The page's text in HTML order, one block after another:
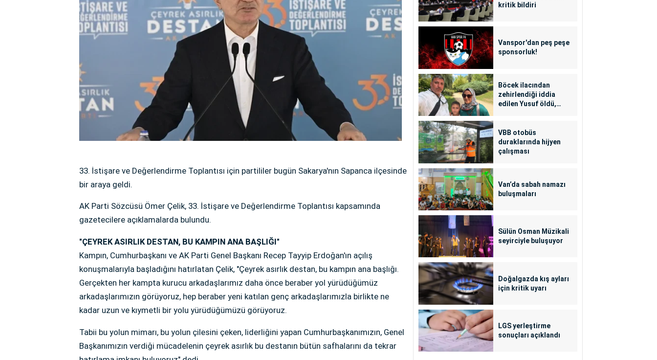
33. İstişare ve Değerlendirme Toplantısı için partililer bugün Sakarya'nın Sapanca ilçesinde
bir araya geldi.
AK Parti Sözcüsü Ömer Çelik, 33. İstişare ve Değerlendirme Toplantısı kapsamında
gazetecilere açıklamalarda bulundu.
"ÇEYREK ASIRLIK DESTAN, BU KAMPIN ANA BAŞLIĞI"
Kampın, Cumhurbaşkanı ve AK Parti Genel Başkanı Recep Tayyip Erdoğan'ın açılış
konuşmalarıyla başladığını hatırlatan Çelik, "Çeyrek asırlık destan, bu kampın ana başlığı.
Gerçekten her kampta kurucu arkadaşlarımız daha önce beraber yol yürüdüğümüz
arkadaşlarımızın görüyoruz, hep beraber yeni katılan genç arkadaşlarımızla birlikte ne
kadar uzun ve kıymetli bir yolu yürüdüğümüzü görüyoruz.
Tabii bu yolun mimarı, bu yolun çilesini çeken, liderliğini yapan Cumhurbaşkanımızın, Genel
Başkanımızın verdiği mücadelenin çeyrek asırlık bu destanın bütün safhalarını da tekrar
kritik bildiri
Vanspor'dan peş peşe
sponsorluk!
Böcek ilacından
zehirlendiği iddia
edilen Yusuf öldü,
VBB otobüs
duraklarında hijyen
çalışması
Van’da sabah namazı
buluşmaları
Sülün Osman Müzikali
seyirciyle buluşuyor
Doğalgazda kış ayları
için kritik uyarı
LGS yerleştirme
sonuçları açıklandı